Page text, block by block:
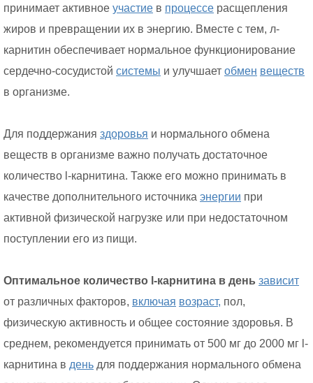
принимает активное участие в процессе расщепления
жиров и превращении их в энергию. Вместе с тем, л-
карнитин обеспечивает нормальное функционирование
сердечно-сосудистой системы и улучшает обмен веществ
в организме.
Для поддержания здоровья и нормального обмена
веществ в организме важно получать достаточное
количество l-карнитина. Также его можно принимать в
качестве дополнительного источника энергии при
активной физической нагрузке или при недостаточном
поступлении его из пищи.
Оптимальное количество l-карнитина в день зависит
от различных факторов, включая возраст, пол,
физическую активность и общее состояние здоровья. В
среднем, рекомендуется принимать от 500 мг до 2000 мг l-
карнитина в день для поддержания нормального обмена